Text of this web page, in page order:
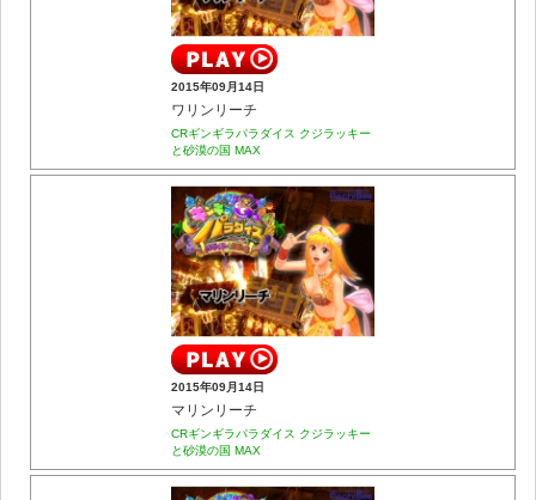
2015年09月14日
ワリンリーチ
CRギンギラパラダイス クジラッキー
と砂漠の国 MAX
2015年09月14日
マリンリーチ
CRギンギラパラダイス クジラッキー
と砂漠の国 MAX